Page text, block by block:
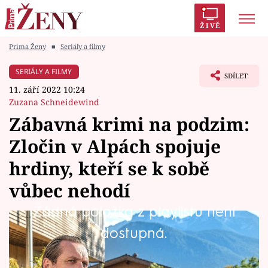
ŽIVĚ
Módní alarm
Témata
Celebrity
Vztahy
Seriály
Prima Ženy ■ Seriály a filmy
SERIÁLY A FILMY
11. září 2022 10:24
Zuzana Schneidewind
SDÍLET
Zábavná krimi na podzim:
Zločin v Alpách spojuje
hrdiny, kteří se k sobě
vůbec nehodí
Žádná položka z playlistu není
dostupná.
Když je charismatický Jerry Paulsen převelen z
kriminálky Hamburg do malého alpského
městečka, je více než jisté, že jeho styl a